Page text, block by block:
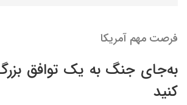
فرصت مهم آمریکا
به‌جای جنگ به یک توافق بزرگ
کنید